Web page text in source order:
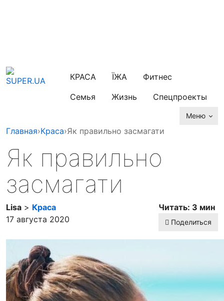
КРАСА ЇЖА
Фитнес
Семья
Жизнь Спецпроекты
Меню
Главная›Краса›Як правильно засмагати
Як правильно
засмагати
Lisa > Краса
17 августа 2020
Читать: 3 мин
Поделиться